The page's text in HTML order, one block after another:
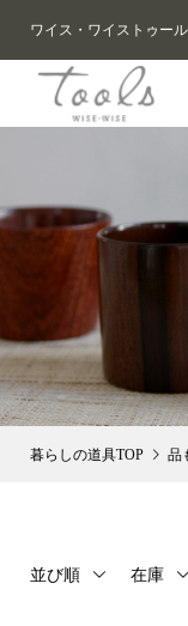
ワイス・ワイストゥー
品
並び順 在庫